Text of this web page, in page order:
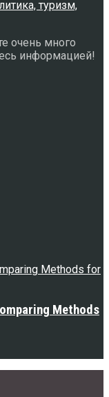
очень много
информацией!
Methods